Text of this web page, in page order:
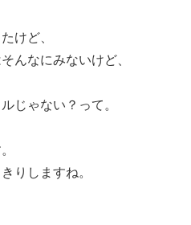
けど、
んなにみないけど、
じゃない？って。
りしますね。